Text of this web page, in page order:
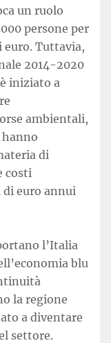
un ruolo
persone per
Tuttavia,
2014-2020
iniziato a
ambientali,
di
costi
euro annui
l’Italia
blu
la regione
a diventare
settore.